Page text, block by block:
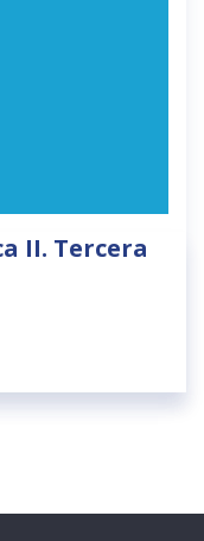
II. Tercera